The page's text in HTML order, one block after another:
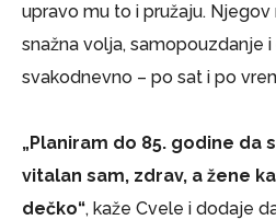
upravo mu to i pružaju.
snažna volja, samopouzdanje
svakodnevno – po sat i po
„Planiram do 85. godine da
vitalan sam, zdrav, a žene
dečko“, kaže Cvele i dodaje